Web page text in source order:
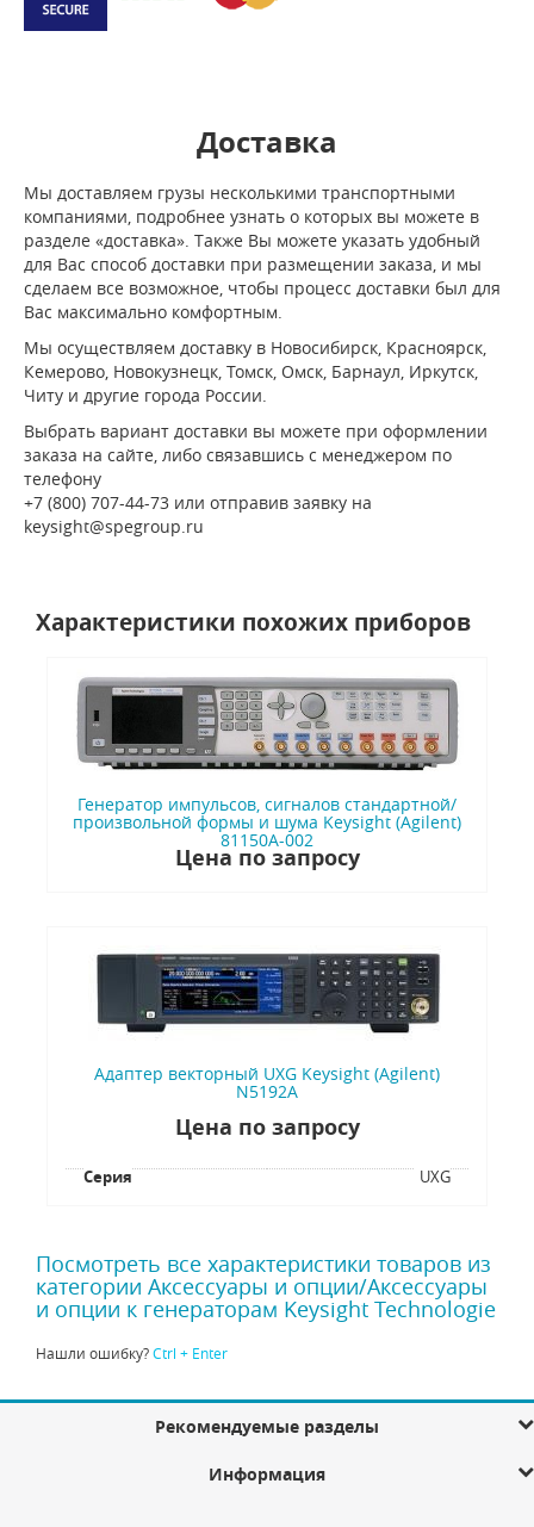
Доставка
Мы доставляем грузы несколькими транспортными
компаниями, подробнее узнать о которых вы можете в
разделе «доставка». Также Вы можете указать удобный
для Вас способ доставки при размещении заказа, и мы
сделаем все возможное, чтобы процесс доставки был для
Вас максимально комфортным.
Мы осуществляем доставку в Новосибирск, Красноярск,
Кемерово, Новокузнецк, Томск, Омск, Барнаул, Иркутск,
Читу и другие города России.
Выбрать вариант доставки вы можете при оформлении
заказа на сайте, либо связавшись с менеджером по
телефону
+7 (800) 707-44-73 или отправив заявку на
keysight@spegroup.ru
Характеристики похожих приборов
Генератор импульсов, сигналов стандартной/
произвольной формы и шума Keysight (Agilent)
81150A-002
Цена по запросу
Адаптер векторный UXG Keysight (Agilent)
N5192A
Цена по запросу
Серия UXG
Посмотреть все характеристики товаров из
категории Аксессуары и опции/Аксессуары
и опции к генераторам Keysight Technologie
Нашли ошибку?Ctrl + Enter
Рекомендуемые разделы
Информация